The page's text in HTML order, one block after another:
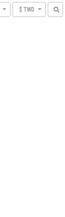
$ TWD